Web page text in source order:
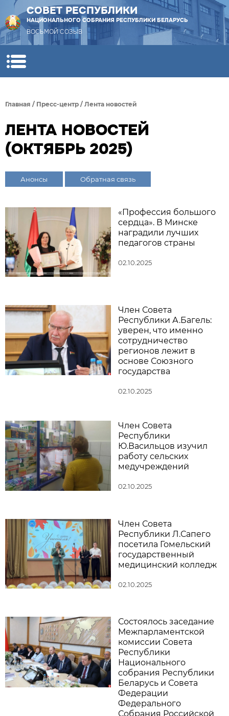
СОВЕТ РЕСПУБЛИКИ
НАЦИОНАЛЬНОГО СОБРАНИЯ РЕСПУБЛИКИ БЕЛАРУСЬ
ВОСЬМОЙ СОЗЫВ
Главная / Пресс-центр / Лента новостей
ЛЕНТА НОВОСТЕЙ
(ОКТЯБРЬ 2025)
Анонсы Обратная связь
«Профессия большого
сердца». В Минске
наградили лучших
педагогов страны
02.10.2025
Член Совета
Республики А.Багель:
уверен, что именно
сотрудничество
регионов лежит в
основе Союзного
государства
02.10.2025
Член Совета
Республики
Ю.Васильцов изучил
работу сельских
медучреждений
02.10.2025
Член Совета
Республики Л.Сапего
посетила Гомельский
государственный
медицинский колледж
02.10.2025
Состоялось заседание
Межпарламентской
комиссии Совета
Республики
Национального
собрания Республики
Беларусь и Совета
Федерации
Федерального
Собрания Российской